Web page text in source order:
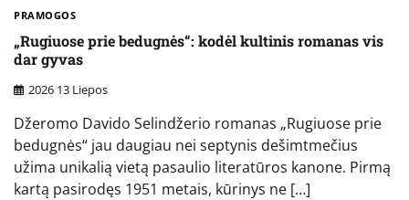
PRAMOGOS
„Rugiuose prie bedugnės“: kodėl kultinis romanas vis
dar gyvas
2026 13 Liepos
Džeromo Davido Selindžerio romanas „Rugiuose prie
bedugnės“ jau daugiau nei septynis dešimtmečius
užima unikalią vietą pasaulio literatūros kanone. Pirmą
kartą pasirodęs 1951 metais, kūrinys ne […]